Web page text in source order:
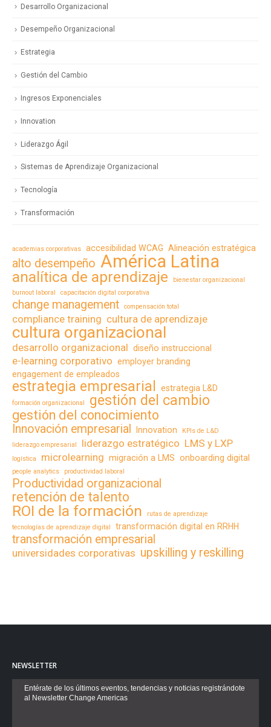
Desarrollo Organizacional
Desempeño Organizacional
Estrategia
Gestión del Cambio
Ingresos Exponenciales
Innovation
Liderazgo Ágil
Sistemas de Aprendizaje Organizacional
Tecnología
Transformación
academias corporativas accesibilidad WCAG Alineación estratégica
alto desempeño América Latina
analítica de aprendizaje
bienestar organizacional
burnout laboral
capacitación digital corporativa
change management compensación total
compliance training cultura de aprendizaje
cultura organizacional
desarrollo organizacional diseño instruccional
e-learning corporativo employer branding
engagement de empleados
estrategia empresarial estrategia L&D
formación organizacional gestión del cambio
gestión del conocimiento
Innovación empresarial Innovation
KPIs de L&D
liderazgo empresarial
liderazgo estratégico LMS y LXP
logística microlearning migración a LMS onboarding digital
people analytics productividad laboral
Productividad organizacional
retención de talento
ROI de la formación
rutas de aprendizaje
tecnologías de aprendizaje digital
transformación digital en RRHH
transformación empresarial
universidades corporativas upskilling y reskilling
NEWSLETTER
Entérate de los últimos eventos, tendencias y noticias registrándote
al Newsletter Change Americas